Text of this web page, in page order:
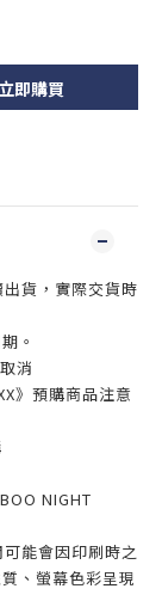
立即購買
貨，實際交貨時
。
消
》預購商品注意
NIGHT
能會因印刷時之
、螢幕色彩呈現